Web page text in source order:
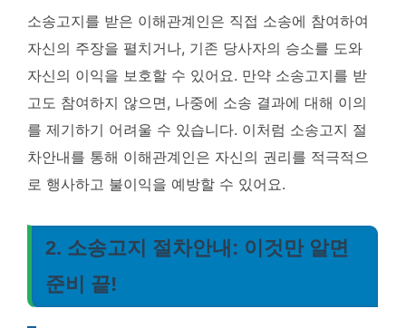
소송고지를 받은 이해관계인은 직접 소송에 참여하여
자신의 주장을 펼치거나, 기존 당사자의 승소를 도와
자신의 이익을 보호할 수 있어요. 만약 소송고지를 받
고도 참여하지 않으면, 나중에 소송 결과에 대해 이의
를 제기하기 어려울 수 있습니다. 이처럼 소송고지 절
차안내를 통해 이해관계인은 자신의 권리를 적극적으
로 행사하고 불이익을 예방할 수 있어요.
2. 소송고지 절차안내: 이것만 알면
준비 끝!